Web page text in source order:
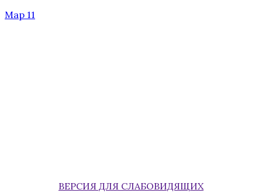
Мар 11
ВЕРСИЯ ДЛЯ СЛАБОВИДЯЩИХ